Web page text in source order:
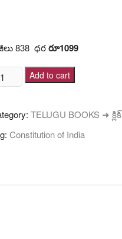
838 ధరరూ1099
Add to cart
TELUGU BOOKS ➜ క్లిక్
Constitution of India